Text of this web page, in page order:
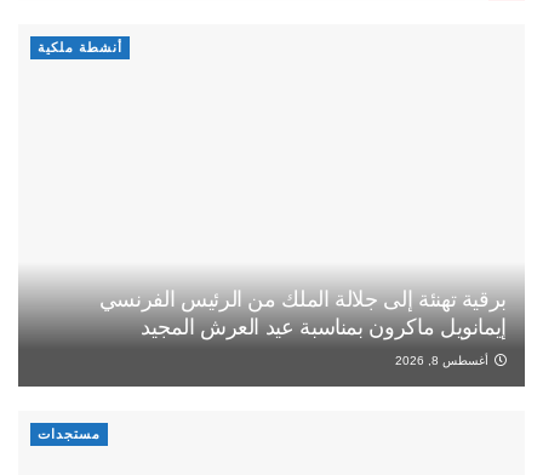
أنشطة ملكية
برقية تهنئة إلى جلالة الملك من الرئيس الفرنسي
إيمانويل ماكرون بمناسبة عيد العرش المجيد
أغسطس 8, 2026
مستجدات